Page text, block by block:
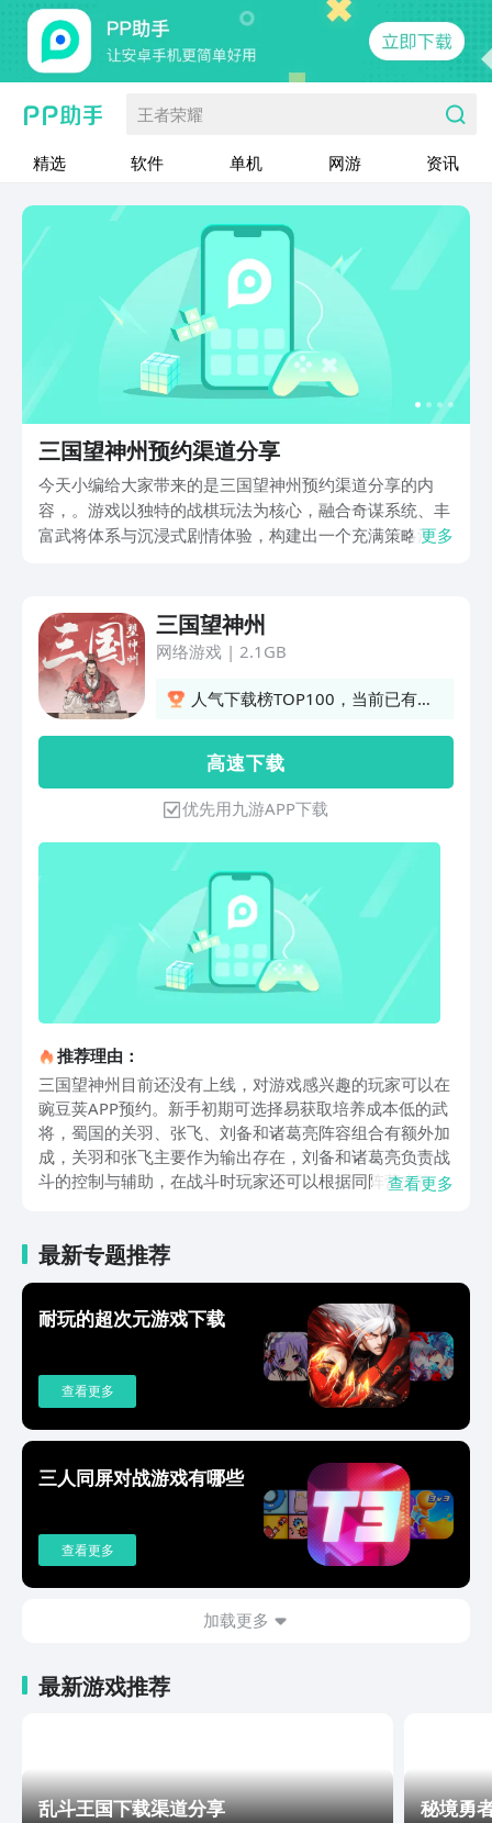
王者荣耀
精选 软件 单机 网游 资讯
三国望神州预约渠道分享
今天小编给大家带来的是三国望神州预约渠道分享的内
容，。游戏以独特的战棋玩法为核心，融合奇谋系统、丰
富武将体系与沉浸式剧情体验，构建出一个充满策略深度
妙的策略抉择，在乱世中闯出一片天地，接下来就跟小编
一起来看看吧。
更多
三国望神州
网络游戏| 2.1GB
人气下载榜TOP100，当前已有
高 速 下 载
优先用九游APP下载
推荐理由：
三国望神州目前还没有上线，对游戏感兴趣的玩家可以在
豌豆荚APP预约。新手初期可选择易获取培养成本低的武
将，蜀国的关羽、张飞、刘备和诸葛亮阵容组合有额外加
成，关羽和张飞主要作为输出存在，刘备和诸葛亮负责战
斗的控制与辅助，在战斗时玩家还可以根据同阵营来搭
额外奖励，根据武将特点安排派遣任务，武力高的武将适
合执行战斗类派遣任务，智力高的武将适合执行探索、外
交类任务，完成派遣任务可获得经验、货币、武将好感度
等奖励，主公委托同样为玩家提供别样体验与丰厚奖励，
委托任务类型多样，有收集物品、击败特定敌人等。精英
关卡是玩家获取资源的重要途径，战斗中并非单纯提升数
值难度，在流程上也有着巧妙的变化，玩家需根据关卡特
些关卡地形复杂，玩家还要合理利用地形优势安排武将站
位，通过精英关卡可获得丰厚奖励并逐渐提升武将实力。
三国望神州预约渠道分享的内容小编就介绍完了，从依托
棋盘的战棋战斗，到能扭转战局的奇谋运用，每个环节都
紧密相连，玩家需深入理解游戏机制，还可以巧妙利用地
形奇谋与武将技能，在复杂多变的战场上灵活应对，希望
玩家借助这份攻略在游戏中不断探索实践。
查看更多
最新专题推荐
耐玩的超次元游戏下载
查看更多
三人同屏对战游戏有哪些
查看更多
加载更多
最新游戏推荐
乱斗王国下载渠道分享 秘境勇